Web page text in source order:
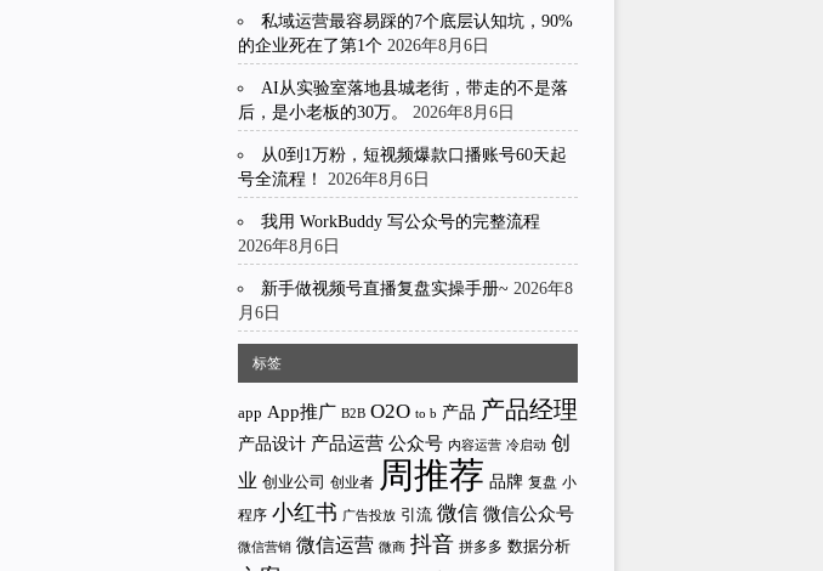
私域运营最容易踩的7个底层认知坑，90%
的企业死在了第1个 2026年8月6日
AI从实验室落地县城老街，带走的不是落
后，是小老板的30万。
2026年8月6日
从0到1万粉，短视频爆款口播账号60天起
号全流程！
2026年8月6日
我用 WorkBuddy 写公众号的完整流程
2026年8月6日
新手做视频号直播复盘实操手册~ 2026年8
月6日
标签
app App推广 B2B O2O to b 产品 产品经理
产品设计 产品运营 公众号 内容运营 冷启动 创
业 创业公司 创业者 周推荐 品牌 复盘 小
程序 小红书 广告投放 引流 微信 微信公众号
微信营销 微信运营 微商 抖音 拼多多 数据分析